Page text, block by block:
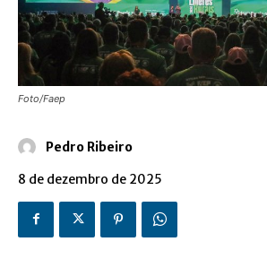
Foto/Faep
Pedro Ribeiro
8 de dezembro de 2025